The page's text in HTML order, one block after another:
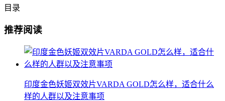
目录
推荐阅读
印度金色妖姬双效片VARDA GOLD怎么样，适合什么
样的人群以及注意事项